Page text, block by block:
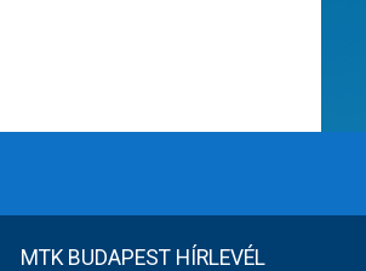
MTK BUDAPEST HÍRLEVÉL